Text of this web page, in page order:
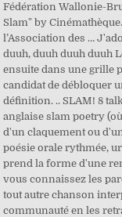
Fédération Wallonie-
Slam" by
l’Association des …
duuh, duuh duuh duuh
ensuite dans une grille
candidat de débloquer
définition. .. SLAM! 8
anglaise slam poetry
d'un claquement ou
poésie orale rythmée,
prend la forme d'une
vous connaissez les
tout autre chanson
communauté en les